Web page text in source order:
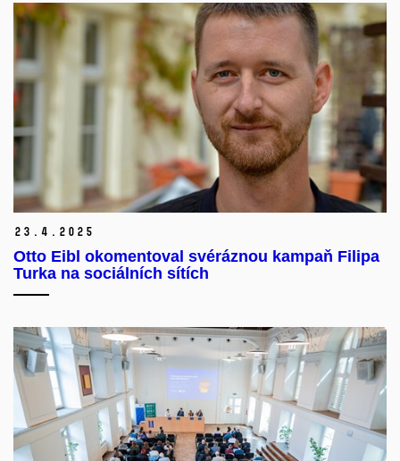
23. 4. 2025
Otto Eibl okomentoval svéráznou kampaň Filipa
Turka na sociálních sítích